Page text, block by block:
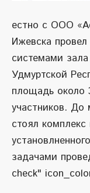
естно с ООО
Ижевска
системами
Удмуртской
площадь около
участников. До
стоял
задачами
check"